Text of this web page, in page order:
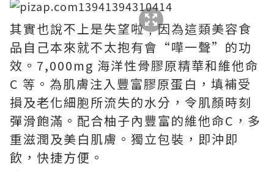
其實也說不上是失望啦﹐因為這類美容食
品自己本來就不太抱有會“嘩一聲”的功
效。7,000mg 海洋性骨膠原精華和維他命
C 等。為肌膚注入豐富膠原蛋白，填補受
損及老化細胞所流失的水分，令肌顏時刻
彈滑飽滿。配合柚子內豐富的維他命C，多
重滋潤及美白肌膚。獨立包裝，即沖即
飲，快捷方便。